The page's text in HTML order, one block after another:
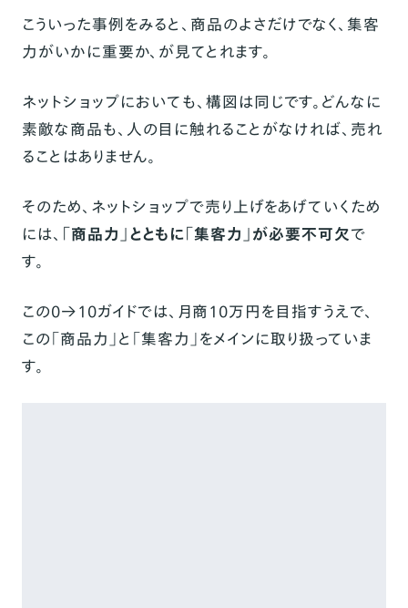
こういった事例をみると、商品のよさだけでなく、集客
力がいかに重要か、が見てとれます。
ネットショップにおいても、構図は同じです。どんなに
素敵な商品も、人の目に触れることがなければ、売れ
ることはありません。
そのため、ネットショップで売り上げをあげていくため
には、 「商品力」とともに「集客力」が必要不可欠で
す。
この0→10ガイドでは、月商10万円を目指すうえで、
この「商品力」と「集客力」をメインに取り扱っていま
す。